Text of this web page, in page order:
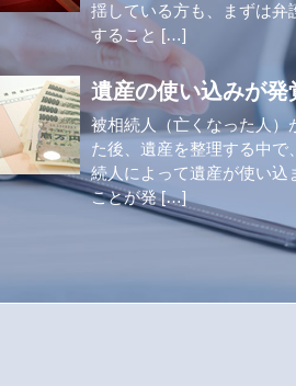
揺している方も、まずは弁
すること […]
遺産の使い込みが発
被相続人（亡くなった人）
た後、遺産を整理する中で
続人によって遺産が使い込
ことが発 […]